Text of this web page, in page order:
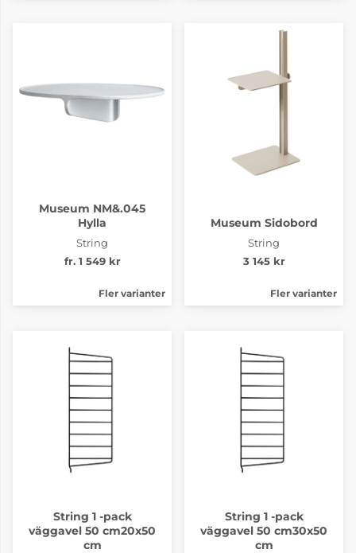
Museum NM&.045
Hylla
String
fr. 1 549 kr
Fler varianter
Museum Sidobord
String
3 145 kr
Fler varianter
String 1 -pack
väggavel 50 cm20x50
cm
String 1 -pack
väggavel 50 cm30x50
cm